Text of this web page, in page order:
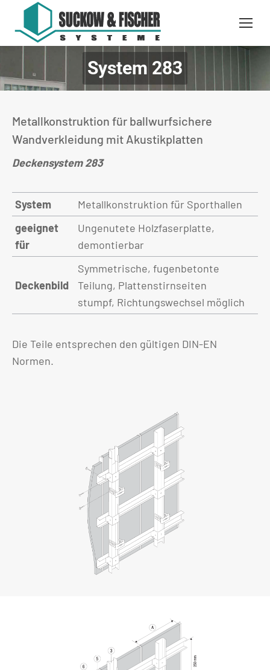
System 283
You are here:
Metallkonstruktion für ballwurfsichere
Wandverkleidung mit Akustikplatten
Deckensystem 283
System
Metallkonstruktion für Sporthallen
geeignet
für
Ungenutete Holzfaserplatte,
demontierbar
Deckenbild
Symmetrische, fugenbetonte
Teilung, Plattenstirnseiten
stumpf, Richtungswechsel möglich
Die Teile entsprechen den gültigen DIN-EN
Normen.